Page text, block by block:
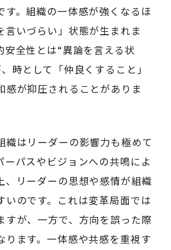
す。組織の一体感が強くなるほ
言いづらい」状態が生まれま
安全性とは“異論を言える状
時として「仲良くすること」
感が抑圧されることがありま
織はリーダーの影響力も極めて
ーパスやビジョンへの共鳴によ
、リーダーの思想や感情が組織
いのです。これは変革局面では
すが、一方で、方向を誤った際
ります。一体感や共感を重視す